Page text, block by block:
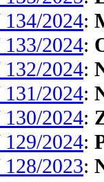
2024:
2024:
2024:
2024:
2024:
2024:
2023: